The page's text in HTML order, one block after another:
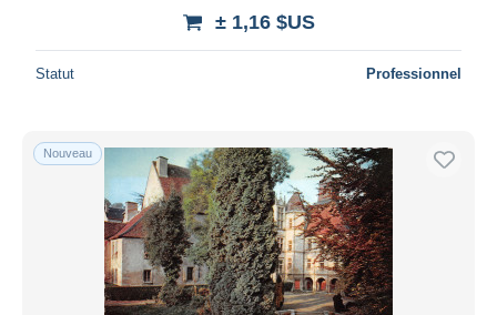
± 1,16 $US
Statut Professionnel
Nouveau